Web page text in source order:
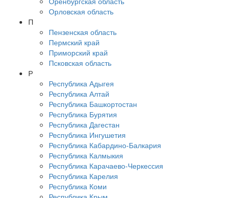
Орловская область
П
Пензенская область
Пермский край
Приморский край
Псковская область
Р
Республика Адыгея
Республика Алтай
Республика Башкортостан
Республика Бурятия
Республика Дагестан
Республика Ингушетия
Республика Кабардино-Балкария
Республика Калмыкия
Республика Карачаево-Черкессия
Республика Карелия
Республика Коми